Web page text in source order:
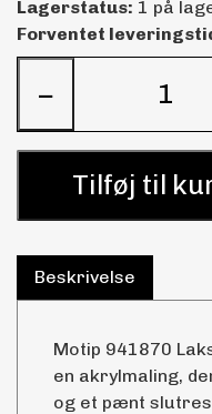
Lagerstatus: 1 på
Forventet
−
Tilføj til
Beskrivelse
Motip 941870
en akrylmaling,
og et pænt